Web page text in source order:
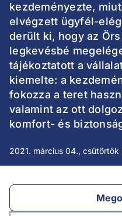
kezdeményezte,
elvégzett ügyfél-
derült ki, hogy az
legkevésbé
tájékoztatott a
kiemelte: a
fokozza a teret
valamint az ott
komfort- és
2021. március 04., csütörtök